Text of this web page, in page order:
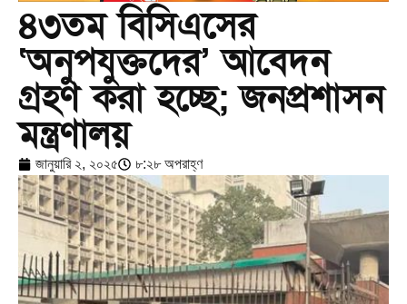
৪৩তম বিসিএসের
‘অনুপযুক্তদের’ আবেদন
গ্রহণ করা হচ্ছে; জনপ্রশাসন
মন্ত্রণালয়
জানুয়ারি ২, ২০২৫ ৮:২৮ অপরাহ্ণ